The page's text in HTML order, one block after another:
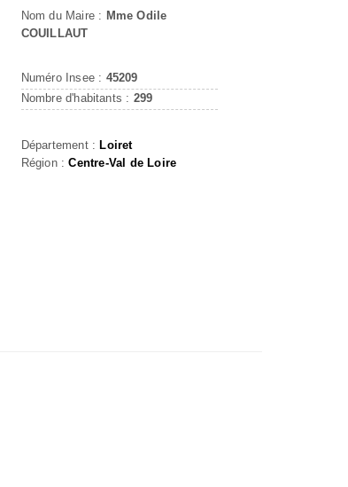
Nom du Maire : Mme Odile
COUILLAUT
Numéro Insee : 45209
Nombre d'habitants : 299
Département : Loiret
Région :Centre-Val de Loire